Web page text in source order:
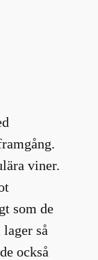
viner.
som de
så
också